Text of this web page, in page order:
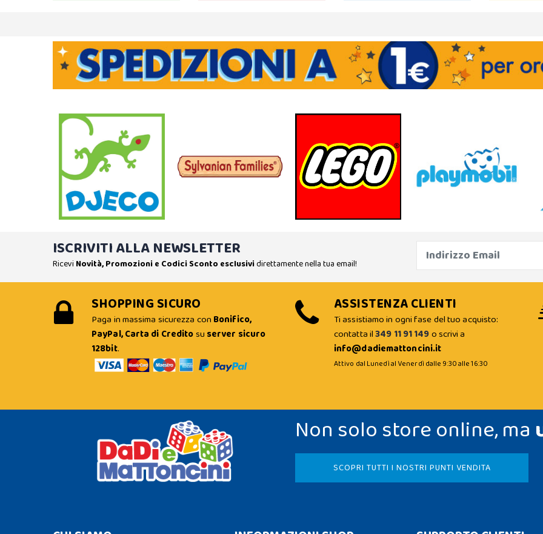
ISCRIVITI ALLA NEWSLETTER
Ricevi Novità, Promozioni e Codici Sconto esclusividirettamente nella tua email!
SHOPPING SICURO
Paga in massima sicurezza con Bonifico,
PayPal, Carta di Creditosu server sicuro
128bit.
ASSISTENZA CLIENTI
Ti assistiamo in ogni fase del tuo acquisto:
contatta il349 11 91 149o scrivi a
info@dadiemattoncini.it
Attivo dal Lunedì al Venerdì dalle 9:30 alle 16:30
Non solo store online, ma
SCOPRI TUTTI I NOSTRI PUNTI VENDITA